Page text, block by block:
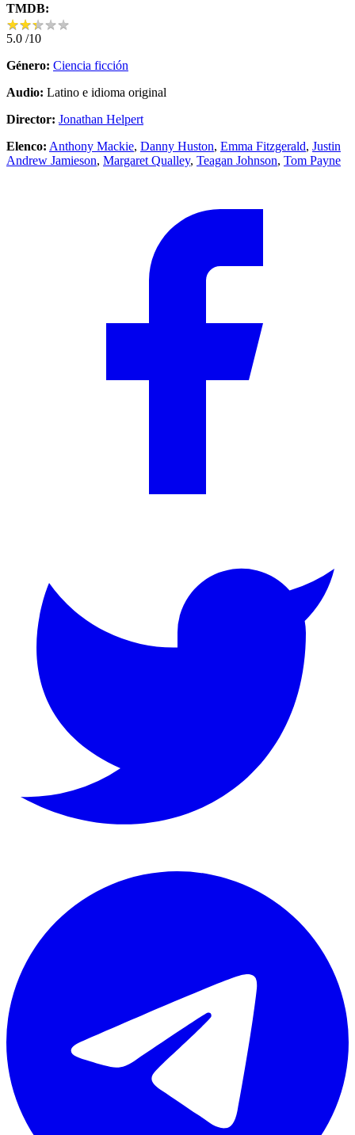
TMDB:
★★★★★
★★★★★
5.0 /10
Género: Ciencia ficción
Audio: Latino e idioma original
Director: Jonathan Helpert
Elenco: Anthony Mackie, Danny Huston, Emma Fitzgerald, Justin
Andrew Jamieson, Margaret Qualley, Teagan Johnson, Tom Payne